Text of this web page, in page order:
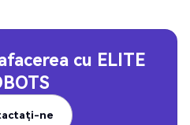
cu ELITE
ne